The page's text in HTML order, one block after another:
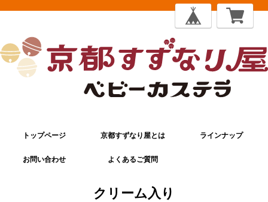
トップページ 京都すずなり屋とは ラインナップ
お問い合わせ よくあるご質問
クリーム入り